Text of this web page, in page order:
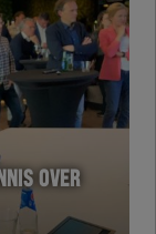
OVER